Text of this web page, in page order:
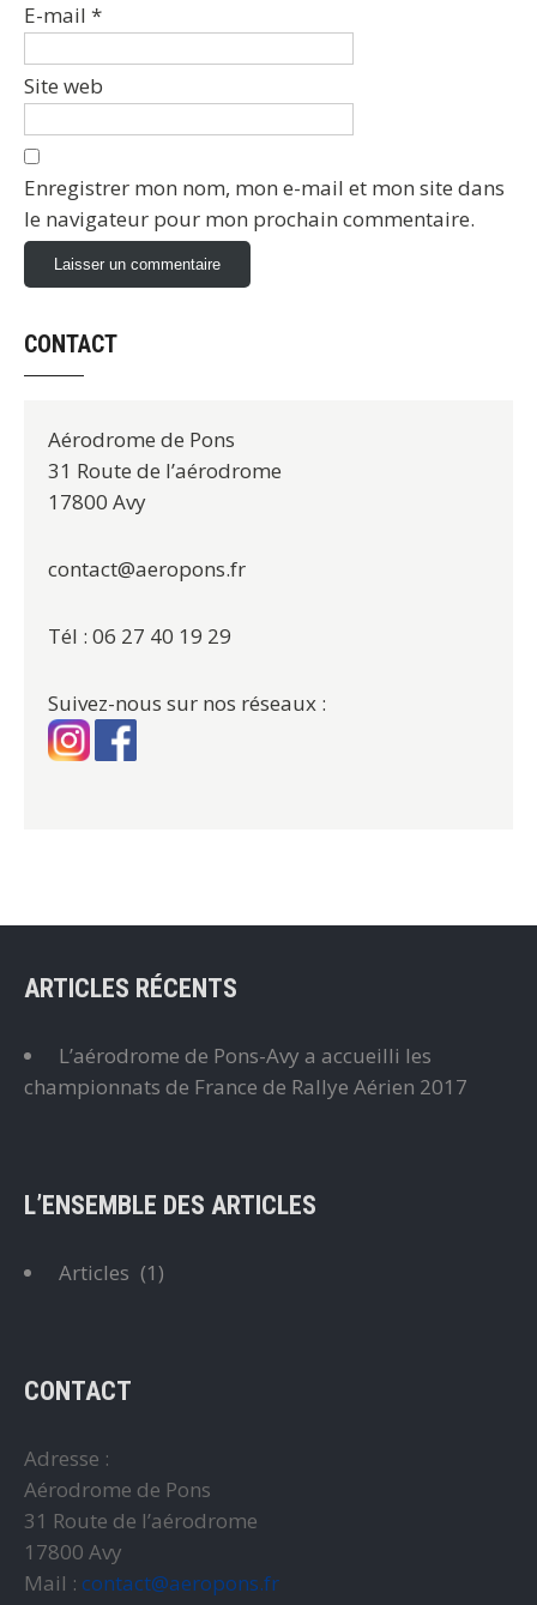
E-mail *
Site web
Enregistrer mon nom, mon e-mail et mon site dans
le navigateur pour mon prochain commentaire.
CONTACT
Aérodrome de Pons
31 Route de l’aérodrome
17800 Avy
contact@aeropons.fr
Tél : 06 27 40 19 29
Suivez-nous sur nos réseaux :
ARTICLES RÉCENTS
L’aérodrome de Pons-Avy a accueilli les
championnats de France de Rallye Aérien 2017
L’ENSEMBLE DES ARTICLES
Articles (1)
CONTACT
Adresse :
Aérodrome de Pons
31 Route de l’aérodrome
17800 Avy
Mail : contact@aeropons.fr